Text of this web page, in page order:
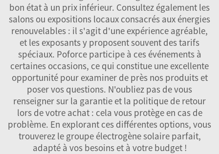
bon état à un prix inférieur. Consultez également les
salons ou expositions locaux consacrés aux énergies
renouvelables : il s'agit d'une expérience agréable,
et les exposants y proposent souvent des tarifs
spéciaux. Poforce participe à ces événements à
certaines occasions, ce qui constitue une excellente
opportunité pour examiner de près nos produits et
poser vos questions. N'oubliez pas de vous
renseigner sur la garantie et la politique de retour
lors de votre achat : cela vous protège en cas de
problème. En explorant ces différentes options, vous
trouverez le groupe électrogène solaire parfait,
adapté à vos besoins et à votre budget !